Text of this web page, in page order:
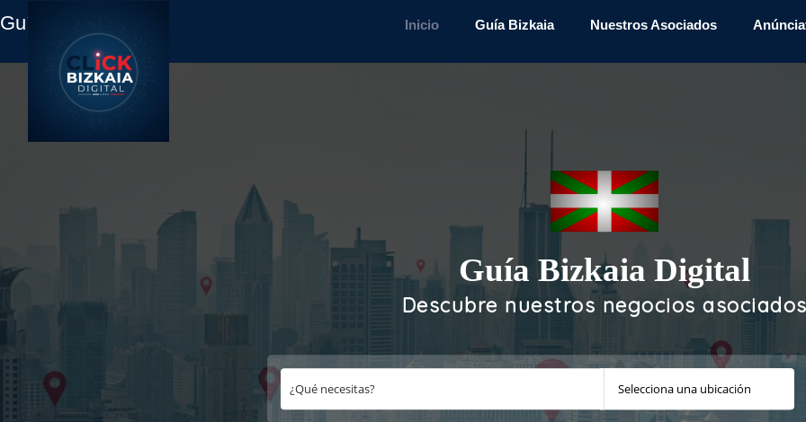
Guía Empresas Inicio Guía Bizkaia Nuestros Asociados
Guía Bizkaia Digital
Descubre nuestros negocios
Selecciona una ubicación